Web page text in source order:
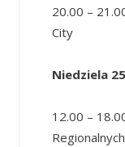
20.00 –
City
Niedziela
12.00 –